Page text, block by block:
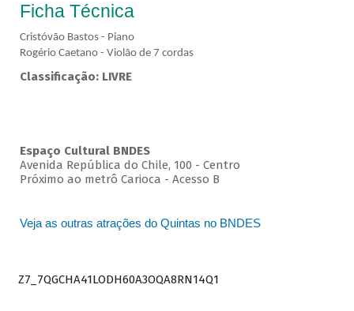
Ficha Técnica
Cristóvão Bastos - Piano
Rogério Caetano - Violão de 7 cordas
Classificação: LIVRE
Espaço Cultural BNDES
Avenida República do Chile, 100 - Centro
Próximo ao metrô Carioca - Acesso B
Veja as outras atrações do Quintas no BNDES
Z7_7QGCHA41LODH60A3OQA8RN14Q1